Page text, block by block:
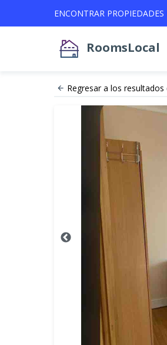
ENCONTRAR PROPIEDADES
RoomsLocal
Regresar a los resultados